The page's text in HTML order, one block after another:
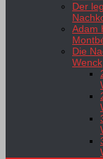
Der
Adam
Die
Wenck